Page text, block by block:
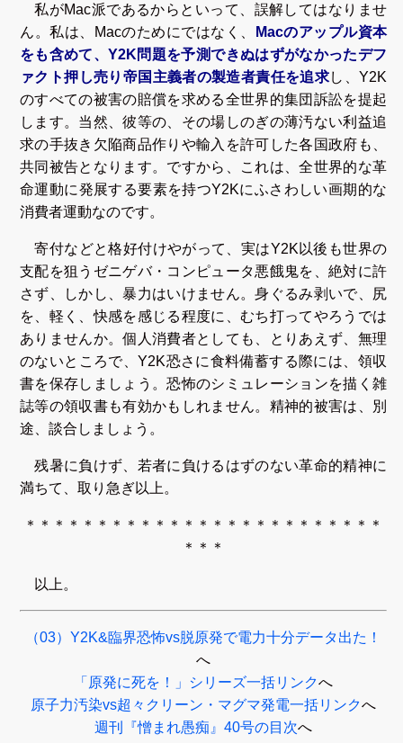
私がMac派であるからといって、誤解してはなりませ
ん。私は、Macのためにではなく、
Macのアップル資本
をも含めて、Y2K問題を予測できぬはずがなかったデフ
ァクト押し売り帝国主義者の製造者責任を追求し、Y2K
のすべての被害の賠償を求める全世界的集団訴訟を提起
します。当然、彼等の、その場しのぎの薄汚ない利益追
求の手抜き欠陥商品作りや輸入を許可した各国政府も、
共同被告となります。ですから、これは、全世界的な革
命運動に発展する要素を持つY2Kにふさわしい画期的な
消費者運動なのです。
寄付などと格好付けやがって、実はY2K以後も世界の
支配を狙うゼニゲバ・コンピュータ悪餓鬼を、絶対に許
さず、しかし、暴力はいけません。身ぐるみ剥いで、尻
を、軽く、快感を感じる程度に、むち打ってやろうでは
ありませんか。個人消費者としても、とりあえず、無理
のないところで、Y2K恐さに食料備蓄する際には、領収
書を保存しましょう。恐怖のシミュレーションを描く雑
誌等の領収書も有効かもしれません。精神的被害は、別
途、談合しましょう。
残暑に負けず、若者に負けるはずのない革命的精神に
満ちて、取り急ぎ以上。
＊＊＊＊＊＊＊＊＊＊＊＊＊＊＊＊＊＊＊＊＊＊＊＊＊
＊＊＊
以上。
（03）Y2K&臨界恐怖vs脱原発で電力十分データ出た！
へ
「原発に死を！」シリーズ一括リンクへ
原子力汚染vs超々クリーン・マグマ発電一括リンクへ
週刊『憎まれ愚痴』40号の目次へ